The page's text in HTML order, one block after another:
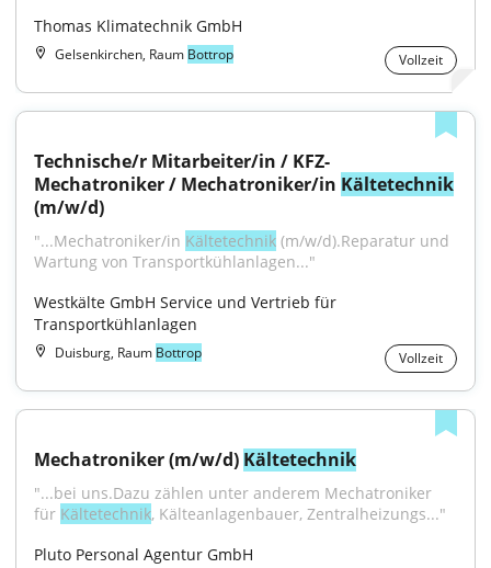
Thomas Klimatechnik GmbH
Gelsenkirchen, Raum Bottrop Vollzeit
Technische/r Mitarbeiter/in / KFZ-
Mechatroniker / Mechatroniker/in Kältetechnik
(m/w/d)
"...Mechatroniker/in Kältetechnik (m/w/d).Reparatur und
Wartung von Transportkühlanlagen..."
Westkälte GmbH Service und Vertrieb für
Transportkühlanlagen
Duisburg, Raum Bottrop Vollzeit
Mechatroniker (m/w/d) Kältetechnik
"...bei uns.Dazu zählen unter anderem Mechatroniker
für Kältetechnik, Kälteanlagenbauer, Zentralheizungs..."
Pluto Personal Agentur GmbH